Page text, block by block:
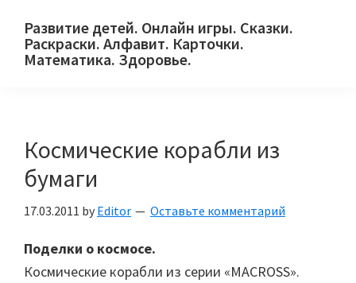
primary
main
primary
Развитие детей. Онлайн игры. Сказки.
Раскраски. Алфавит. Карточки.
Математика. Здоровье.
и
их
родителей.
Космические корабли из
бумаги
17.03.2011 by Editor Оставьте комментарий
Поделки о космосе.
Космические корабли из серии «MACROSS».